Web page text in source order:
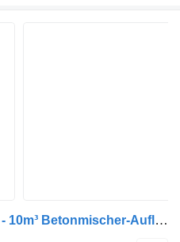
Euromix MTP EuromixMTP - 10m³ Betonmischer-Auflieger